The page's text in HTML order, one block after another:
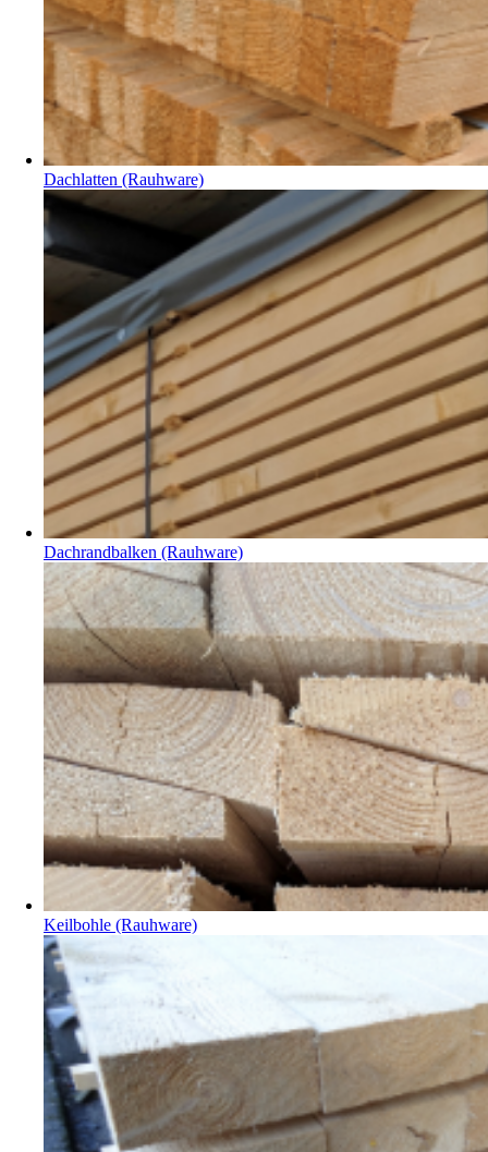
Dachlatten (Rauhware)
Dachrandbalken (Rauhware)
Keilbohle (Rauhware)